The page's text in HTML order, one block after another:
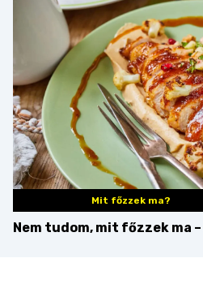
Mit főzzek ma?
Nem tudom, mit főzzek ma